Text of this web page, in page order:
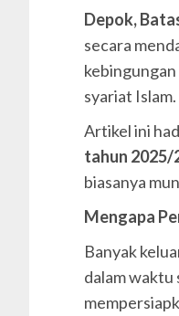
Depok,
secara
syariat Islam.
Artikel ini
tahun 2025/
biasanya
Mengapa
Banyak
dalam waktu